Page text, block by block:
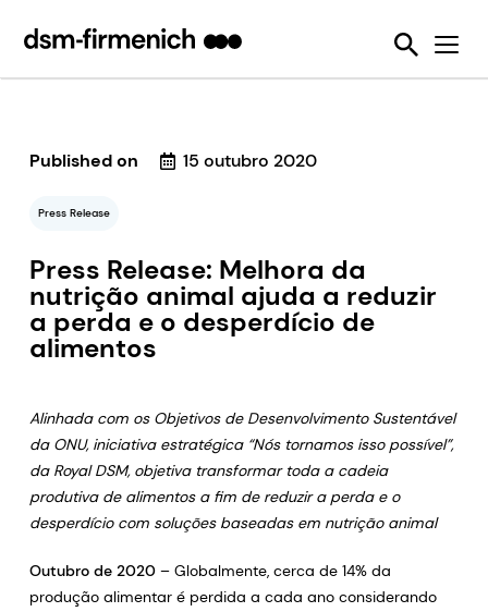
Protegendo a Qualidade da Ração Animal
Eubióticos
Pré-misturas
Vitaminas
Detecção de Micotoxina
FarmTell®
Ferramentas
Contaminação por micotoxinas
OVN™
ShrimpFan™
YolkFan™
Nós Tornamos Isso Possível
Seis Desafios da Sustentabilidade
Usando os recursos naturais com eficiência
Downloads
Eventos
Press Release: Melhora da
nutrição animal ajuda a reduzir
a perda e o desperdício de
alimentos
Alinhada com os Objetivos de Desenvolvimento Sustentável
da ONU, iniciativa estratégica “Nós tornamos isso possível”,
da Royal DSM, objetiva transformar toda a cadeia
produtiva de alimentos a fim de reduzir a perda e o
desperdício com soluções baseadas em nutrição animal
Outubro de 2020– Globalmente, cerca de 14% da
produção alimentar é perdida a cada ano considerando
Published on 15 outubro 2020
Press Release